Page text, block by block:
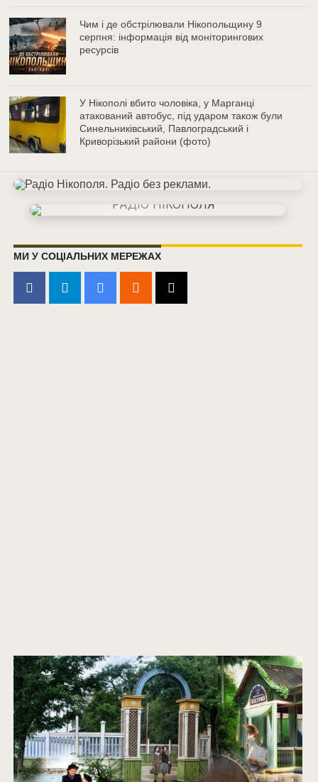
Чим і де обстрілювали Нікопольщину 9
серпня: інформація від моніторингових
ресурсів
У Нікополі вбито чоловіка, у Марганці
атакований автобус, під ударом також були
Синельниківський, Павлоградський і
Криворізький райони (фото)
МИ У СОЦІАЛЬНИХ МЕРЕЖАХ